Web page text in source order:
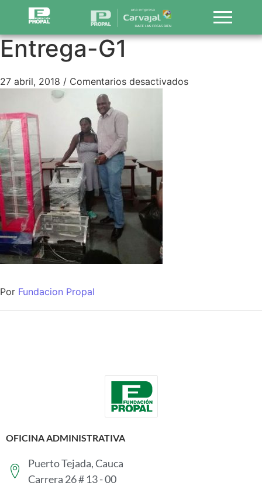
Entrega-G1
27 abril, 2018 / Comentarios desactivados
Por Fundacion Propal
OFICINA ADMINISTRATIVA
Puerto Tejada, Cauca
Carrera 26 # 13 - 00